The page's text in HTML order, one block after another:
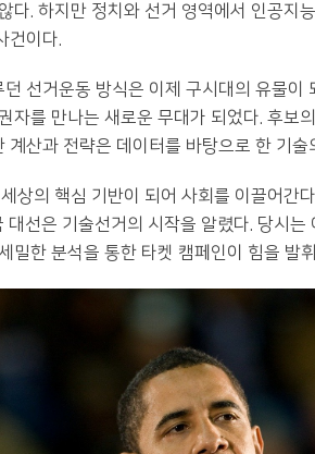
다. 하지만 정치와 선거 영역에서 인공지
건이다.
선거운동 방식은 이제 구시대의 유물이
자를 만나는 새로운 무대가 되었다. 후보
계산과 전략은 데이터를 바탕으로 한 기술
상의 핵심 기반이 되어 사회를 이끌어간
선은 기술선거의 시작을 알렸다. 당시
밀한 분석을 통한 타켓 캠페인이 힘을 발